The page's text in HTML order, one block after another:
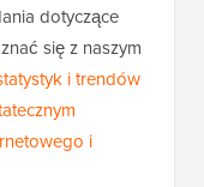
dotyczące
się z naszym
i trendów
i